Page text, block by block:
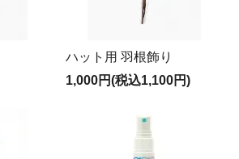
ハット用 羽根飾り
1,000円(税込1,100円)